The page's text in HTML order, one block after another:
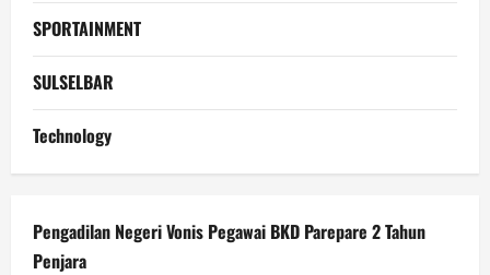
SPORTAINMENT
SULSELBAR
Technology
Pengadilan Negeri Vonis Pegawai BKD Parepare 2 Tahun
Penjara